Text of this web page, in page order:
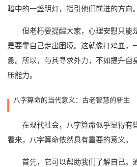
暗中的一盏明灯，指引他们前进的方向。
但老朽要提醒大家，心理安慰只能
是要靠自己走出困境。这就像打鸡血，
惫。所以，与其寻求外力，不如提升自
压能力。
八字算命的当代意义：古老智慧的新生
在现代社会，八字算命似乎显得有
看来，八字算命依然具有重要的意义。
首先，它可以帮助我们了解自己。